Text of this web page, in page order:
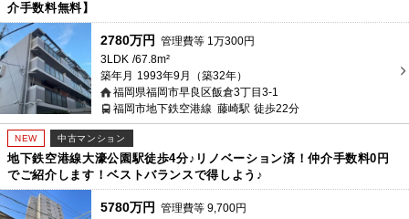
介手数料無料】
3LDK 67.8m²
築年月 1993年9月（築32年）
福岡県福岡市早良区飯倉3丁目3-1
福岡市地下鉄空港線 藤崎駅 徒歩22分
2780万円 管理費等 1万300円
NEW 中古マンション
地下鉄空港線大濠公園駅徒歩4分♪リノベーション済！仲介手数料0円
でご紹介します！ベストバランスで得しよう♪
5780万円 管理費等 9,700円